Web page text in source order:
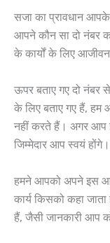
सजा का प्रावधान आपके
आपने कौन सा दो नंबर
के कार्यों के लिए
ऊपर बताए गए दो नंबर
के लिए बताए गए हैं, हम
नहीं करते हैं। अगर आप
जिम्मेदार आप स्वयं होंगे।
हमने आपको अपने इस
कार्य किसको कहा
हैं, जैसी जानकारी आप